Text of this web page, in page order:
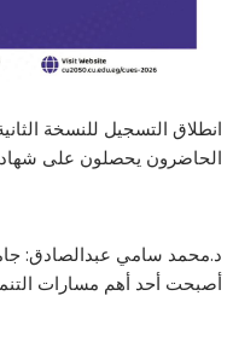
انطلاق التسجيل للنسخة
الحاضرون يحصلون على
د.محمد سامي عبدالصادق:
أصبحت أحد أهم مسارات